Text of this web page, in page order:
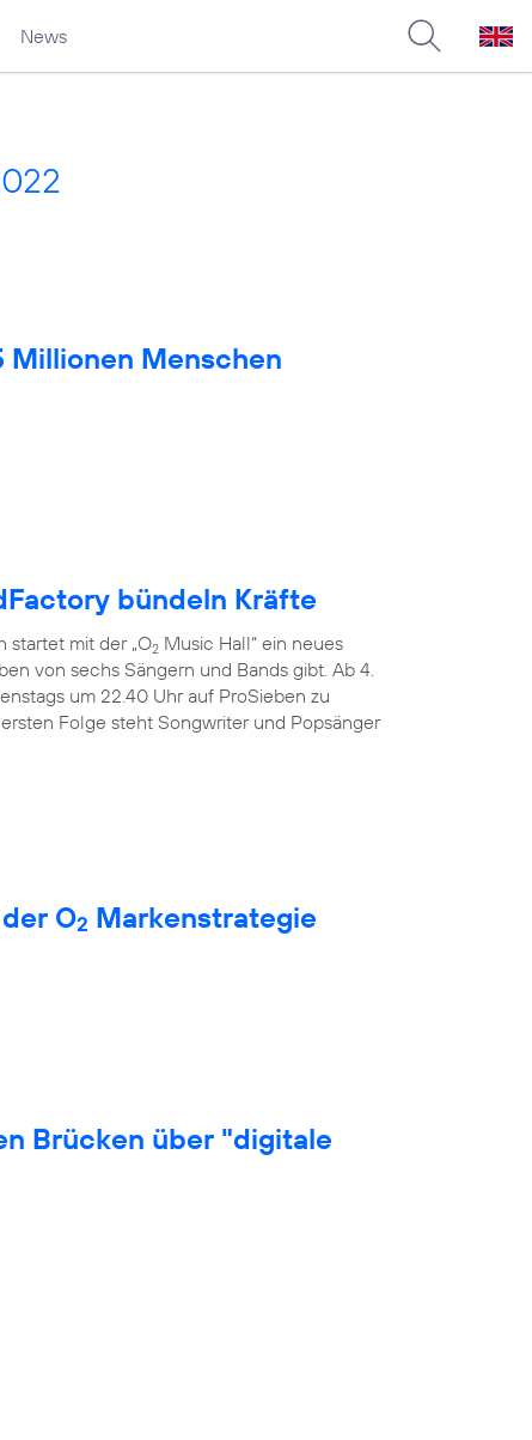
News
Millionen Menschen
bündeln Kräfte
startet mit der „O2 Music Hall“ ein neues
von sechs Sängern und Bands gibt. Ab 4.
um 22.40 Uhr auf ProSieben zu
Folge steht Songwriter und Popsänger
O2 Markenstrategie
Brücken über "digitale